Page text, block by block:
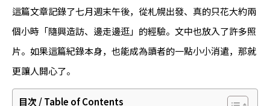
這篇文章記錄了七月週末午後，從札幌出發、真的只花大約兩
個小時「隨興造訪、邊走邊逛」的經驗。文中也放入了許多照
片。如果這篇紀錄本身，也能成為讀者的一點小小消遣，那就
更讓人開心了。
目次 / Table of Contents